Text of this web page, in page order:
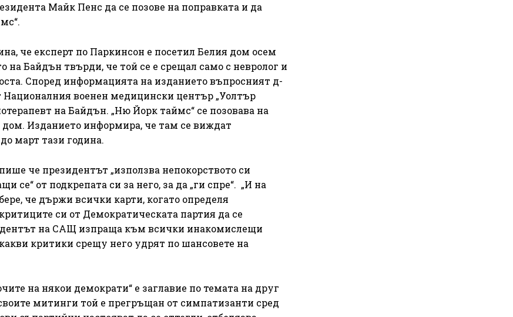
Майк Пенс да се позове на поправката и да
че експерт по Паркинсон е посетил Белия дом осем
на Байдън твърди, че той се е срещал само с невролог и
Според информацията на изданието въпросният д-
Националния военен медицински център „Уолтър
на Байдън. „Ню Йорк таймс“ се позовава на
Изданието информира, че там се виждат
март тази година.
че президентът „използва непокорството си
се“ от подкрепата си за него, за да „ги спре“. „И на
че държи всички карти, когато определя
си от Демократическата партия да се
на САЩ изпраща към всички инакомислещи
критики срещу него удрят по шансовете на
на някои демократи“ е заглавие по темата на друг
митинги той е прегръщан от симпатизанти сред